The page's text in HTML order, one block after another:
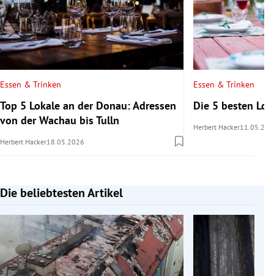
Essen & Trinken
Top 5 Lokale an der Donau: Adressen
von der Wachau bis Tulln
Herbert Hacker18.05.2026
Essen & Trinken
Die 5 besten
Herbert Hacker
Die beliebtesten Artikel
Slide 1 von 7